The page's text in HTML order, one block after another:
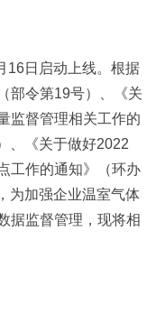
16日启动上线。根据
部令第19号）、《关
监督管理相关工作的
、《关于做好2022
工作的通知》（环办
为加强企业温室气体
据监督管理，现将相